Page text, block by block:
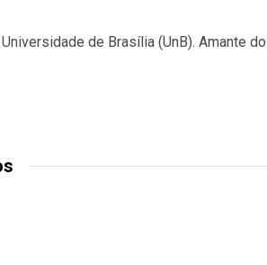
de Brasília (UnB). Amante